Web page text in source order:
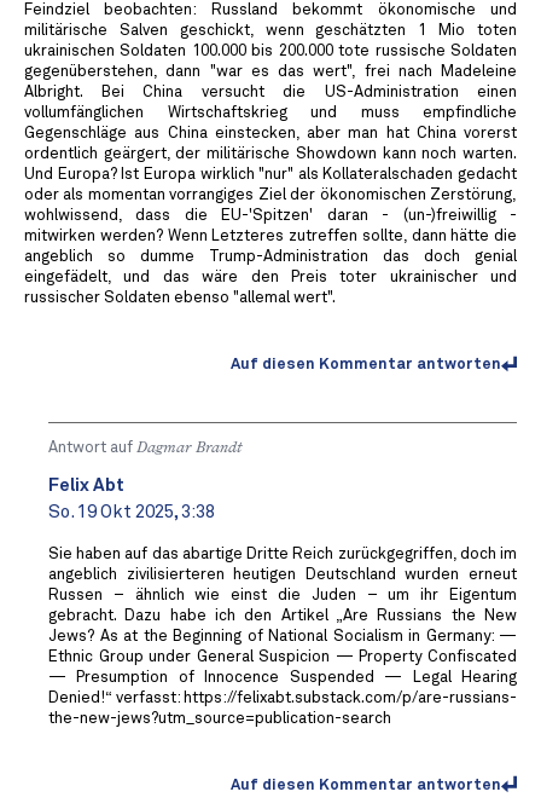
Feindziel beobachten: Russland bekommt ökonomische und
militärische Salven geschickt, wenn geschätzten 1 Mio toten
ukrainischen Soldaten 100.000 bis 200.000 tote russische Soldaten
gegenüberstehen, dann "war es das wert", frei nach Madeleine
Albright. Bei China versucht die US-Administration einen
vollumfänglichen Wirtschaftskrieg und muss empfindliche
Gegenschläge aus China einstecken, aber man hat China vorerst
ordentlich geärgert, der militärische Showdown kann noch warten.
Und Europa? Ist Europa wirklich "nur" als Kollateralschaden gedacht
oder als momentan vorrangiges Ziel der ökonomischen Zerstörung,
wohlwissend, dass die EU-'Spitzen' daran - (un-)freiwillig -
mitwirken werden? Wenn Letzteres zutreffen sollte, dann hätte die
angeblich so dumme Trump-Administration das doch genial
eingefädelt, und das wäre den Preis toter ukrainischer und
russischer Soldaten ebenso "allemal wert".
Auf diesen Kommentar antworten
Antwort auf Dagmar Brandt
Felix Abt
So. 19 Okt 2025, 3:38
Sie haben auf das abartige Dritte Reich zurückgegriffen, doch im
angeblich zivilisierteren heutigen Deutschland wurden erneut
Russen – ähnlich wie einst die Juden – um ihr Eigentum
gebracht. Dazu habe ich den Artikel „Are Russians the New
Jews? As at the Beginning of National Socialism in Germany: —
Ethnic Group under General Suspicion — Property Confiscated
— Presumption of Innocence Suspended — Legal Hearing
Denied!“ verfasst: https://felixabt.substack.com/p/are-russians-
the-new-jews?utm_source=publication-search
Auf diesen Kommentar antworten